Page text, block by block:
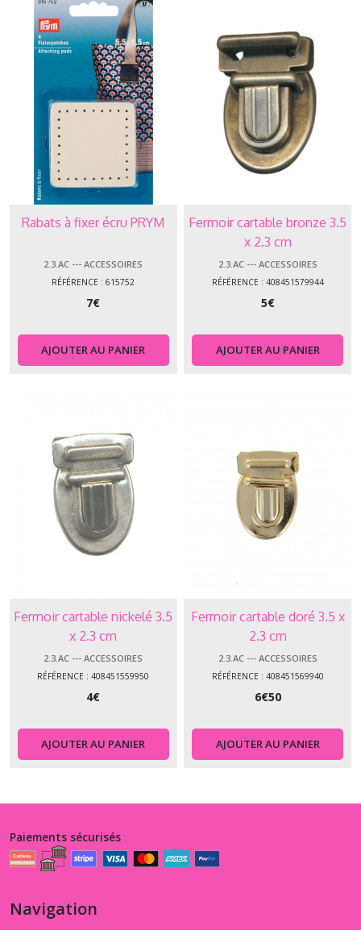
Rabats à fixer écru PRYM
2.3.AC --- ACCESSOIRES
RÉFÉRENCE : 615752
7€
AJOUTER AU PANIER
Fermoir cartable bronze 3.5
x 2.3 cm
2.3.AC --- ACCESSOIRES
RÉFÉRENCE : 408451579944
5€
AJOUTER AU PANIER
Fermoir cartable nickelé 3.5
x 2.3 cm
2.3.AC --- ACCESSOIRES
RÉFÉRENCE : 408451559950
4€
AJOUTER AU PANIER
Fermoir cartable doré 3.5 x
2.3 cm
2.3.AC --- ACCESSOIRES
RÉFÉRENCE : 408451569940
6€50
AJOUTER AU PANIER
Paiements sécurisés
Navigation